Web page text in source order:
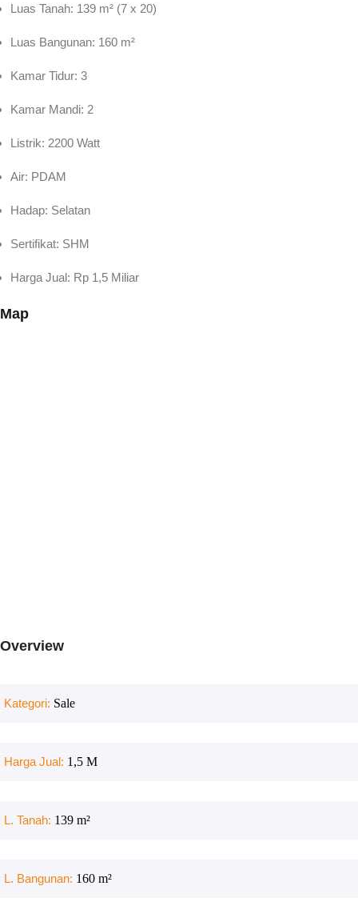
Luas Tanah: 139 m² (7 x 20)
Luas Bangunan: 160 m²
Kamar Tidur: 3
Kamar Mandi: 2
Listrik: 2200 Watt
Air: PDAM
Hadap: Selatan
Sertifikat: SHM
Harga Jual: Rp 1,5 Miliar
Map
Overview
Kategori: Sale
Harga Jual: 1,5 M
L. Tanah: 139 m²
L. Bangunan: 160 m²